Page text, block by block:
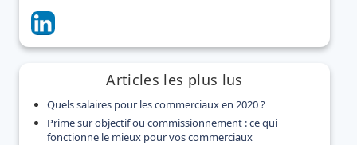
Articles les plus lus
Quels salaires pour les commerciaux en 2020 ?
Prime sur objectif ou commissionnement : ce qui
fonctionne le mieux pour vos commerciaux